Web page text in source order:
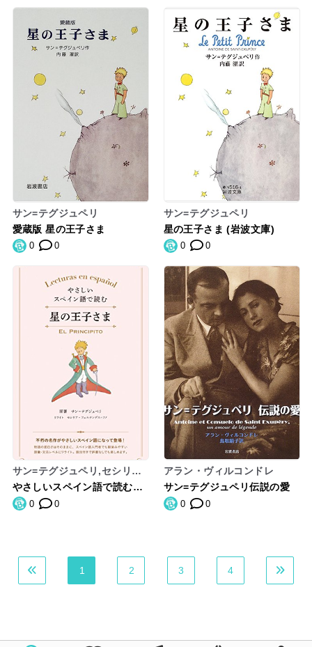
サン=テグジュペリ
愛蔵版 星の王子さま
0 0
サン=テグジュペリ
星の王子さま (岩波文庫)
0 0
サン=テグジュペリ,セシリ
ア・フェルナンデス=フノ
やさしいスペイン語で読む星
の王子さま
0 0
アラン・ヴィルコンドレ
サン=テグジュペリ伝説の愛
0 0
1 2 3 4